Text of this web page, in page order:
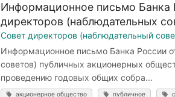
Информационное письмо
директоров (наблюдательных
Совет директоров (наблюдательный
Информационное письмо Банка России
советов) публичных акционерных
проведению годовых общих собра...
акционерное общество публичное